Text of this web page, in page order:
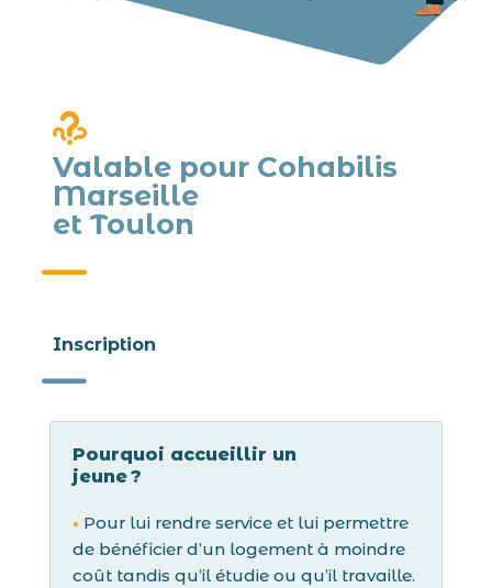
Valable pour Cohabilis
Marseille
et Toulon
K
Inscription
K
Pourquoi accueillir un
jeune ?
• Pour lui rendre service et lui permettre
de bénéficier d’un logement à moindre
coût tandis qu’il étudie ou qu’il travaille.